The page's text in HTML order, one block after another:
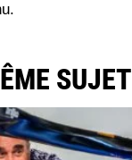
SUJET